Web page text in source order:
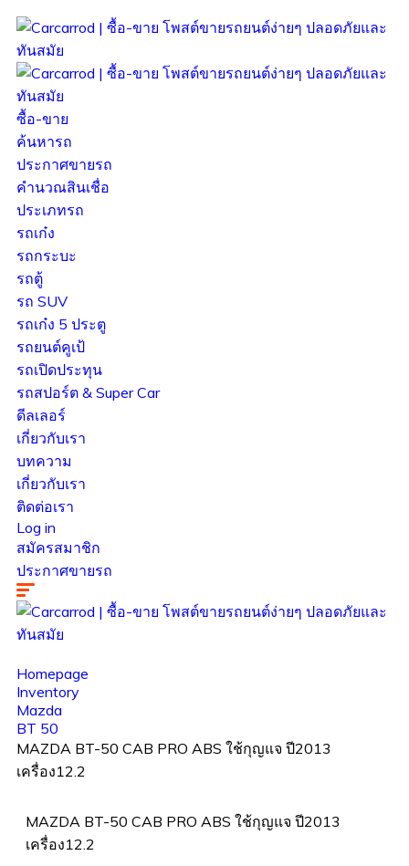
ซื้อ-ขาย
ค้นหารถ
ประกาศขายรถ
คำนวณสินเชื่อ
ประเภทรถ
รถเก๋ง
รถกระบะ
รถตู้
รถ SUV
รถเก๋ง 5 ประตู
รถยนต์คูเป้
รถเปิดประทุน
รถสปอร์ต & Super Car
ดีลเลอร์
เกี่ยวกับเรา
บทความ
เกี่ยวกับเรา
ติดต่อเรา
Log in
สมัครสมาชิก
ประกาศขายรถ
Homepage
Inventory
Mazda
BT 50
MAZDA BT-50 CAB PRO ABS ใช้กุญแจ ปี2013
เครื่อง12.2
MAZDA BT-50 CAB PRO ABS ใช้กุญแจ ปี2013
เครื่อง12.2